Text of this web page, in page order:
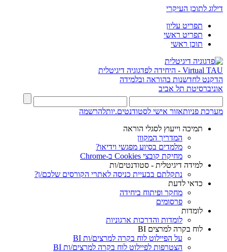
דילוג לתוכן העיקרי
תפריט עליון
תפריט ראשי
תוכן ראשי
Virtual TAU - היחידה לפדגוגיה דיגיטלית
הדקנט לחדשנות בהוראה ובלמידה
אוניברסיטת תל אביב
מערכת פניותאזור אישי לסטודנטים.יותלהרשמה
תמיכה וייעוץ לסגלי הוראה
המדריך המקוון
מלמדים בסיוע מפגשי וידיאו?
מחיקת קובצי Cookies ב-Chrome
למידה דיגיטלית - סטודנטים/ות
נתקלתם בבעיית כניסה לאתרי הקורסים שלכם/ן?
כדאי לדעת
מחקר ופיתוח ביחידה
פרסומים
לומדות
לומדות והדרכות ארגוניות
לוח בקרה למרצים BI
על הפיילוט לוח בקרה למרצים/ות BI
הצטרפות לפיילוט לוח בקרה למרצים/ות BI